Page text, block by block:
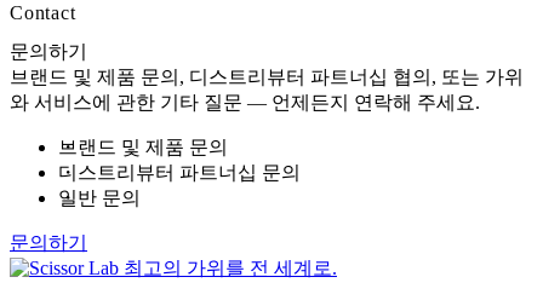
Contact
문의하기
브랜드 및 제품 문의, 디스트리뷰터 파트너십 협의, 또는 가위
와 서비스에 관한 기타 질문 — 언제든지 연락해 주세요.
브랜드 및 제품 문의
디스트리뷰터 파트너십 문의
일반 문의
문의하기
최고의 가위를 전 세계로.